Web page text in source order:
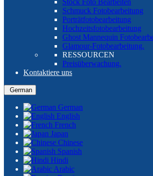
Stock Foto Bearbeiten
Schmuck Fotobearbeitung
Porträtfotobearbeitung
Hochzeitsfotobearbeitung
Ghost Mannequin
Glamour-Fotobearbeitung.
RESSOURCEN
Preisüberwachung.
Kontaktiere uns
German
German
English
French
Japan
Chinese
Spanish
Hindi
Arabic